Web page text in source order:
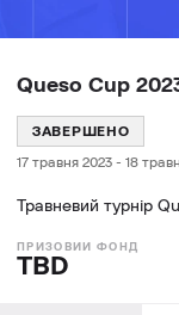
Queso Cup
ЗАВЕРШЕНО
17 травня 2023 - 18
Травневий турнір
TBD